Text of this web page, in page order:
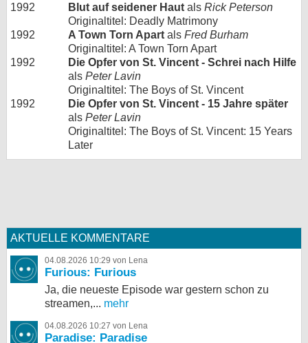
1992
Blut auf seidener Haut als Rick Peterson
Originaltitel: Deadly Matrimony
1992
A Town Torn Apart als Fred Burham
Originaltitel: A Town Torn Apart
1992
Die Opfer von St. Vincent - Schrei nach Hilfe
als Peter Lavin
Originaltitel: The Boys of St. Vincent
1992
Die Opfer von St. Vincent - 15 Jahre später
als Peter Lavin
Originaltitel: The Boys of St. Vincent: 15 Years
Later
AKTUELLE KOMMENTARE
04.08.2026 10:29 von Lena
Furious: Furious
Ja, die neueste Episode war gestern schon zu
streamen,... mehr
04.08.2026 10:27 von Lena
Paradise: Paradise